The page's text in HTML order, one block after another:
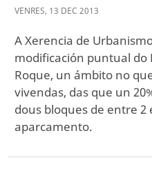
VENRES, 13 DEC 2013
A Xerencia de
modificación puntual do
Roque, un ámbito no
vivendas, das que un
dous bloques de entre 2
aparcamento.